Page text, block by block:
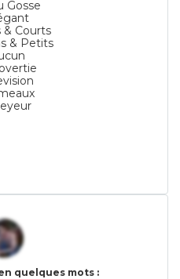
Gosse
& Courts
& Petits
quelques mots :